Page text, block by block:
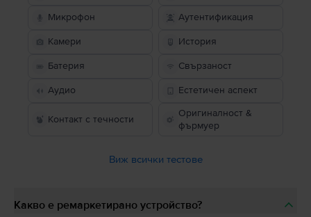
Микрофон Аутентификация
Камери История
Батерия Свързаност
Аудио Естетичен аспект
Контакт с течности
Оригиналност &
фърмуер
Виж всички тестове
Какво е ремаркетирано устройство?